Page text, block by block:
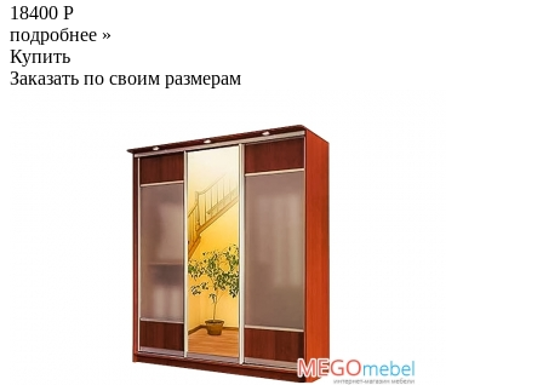
18400 Р
подробнее »
Купить
Заказать по своим размерам